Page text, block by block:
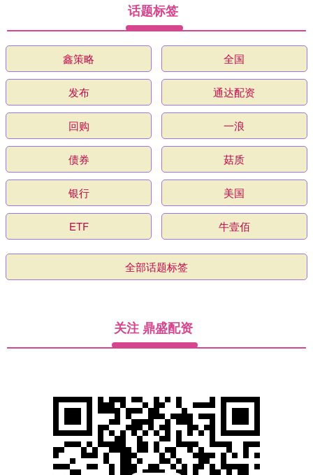
话题标签
鑫策略 全国
发布 通达配资
回购 一浪
债券 菇质
银行 美国
ETF 牛壹佰
全部话题标签
关注 鼎盛配资